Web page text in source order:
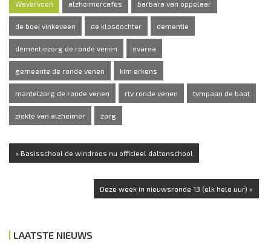
Waverveen alzheimercafes barbara van oppelaar
de boei vinkeveen de klosdochter dementie
dementiezorg de ronde venen evarea
gemeente de ronde venen kim erkens
mantelzorg de ronde venen rtv ronde venen tympaan de baat
ziekte van alzheimer zorg
« Basisschool de windroos nu officieel daltonschool
Deze week in nieuwsronde 13 (elk hele uur) »
LAATSTE NIEUWS